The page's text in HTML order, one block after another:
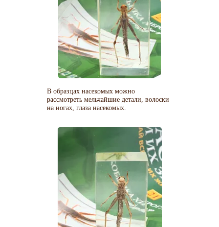
В образцах насекомых можно
рассмотреть мельчайшие детали, волоски
на ногах, глаза насекомых.